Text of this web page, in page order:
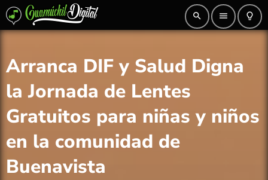
search menu lightbulb_outline
Arranca DIF y Salud Digna
la Jornada de Lentes
Gratuitos para niñas y niños
en la comunidad de
Buenavista